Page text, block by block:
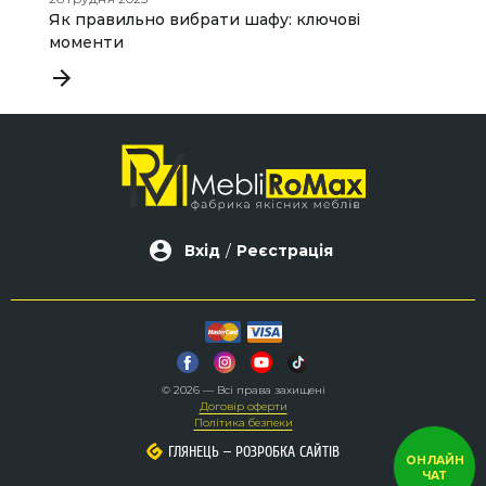
Як правильно вибрати шафу: ключові
моменти
Вхід / Реєстрація
© 2026 — Всі права захищені
Договір оферти
Політика безпеки
ГЛЯНЕЦЬ – РОЗРОБКА САЙТІВ
ГЛЯНЕЦЬ – РОЗРОБКА САЙТІВ
ОНЛАЙН
ЧАТ